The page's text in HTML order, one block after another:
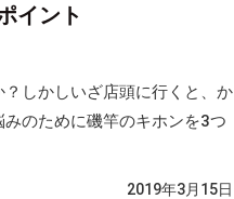
イント
しかしいざ店頭に行くと、か
のために磯竿のキホンを3つ
2019年3月15日